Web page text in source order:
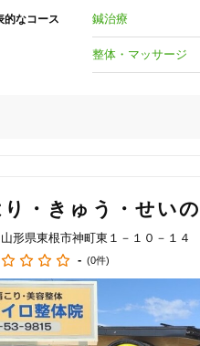
ジャンル
一般治療
土日営業
通院手段の特徴
駐車場あり
的なコース 鍼治療
整体・マッサージ
り・きゅう・せい
山形県東根市神町東１－１０－１４
- (0件)